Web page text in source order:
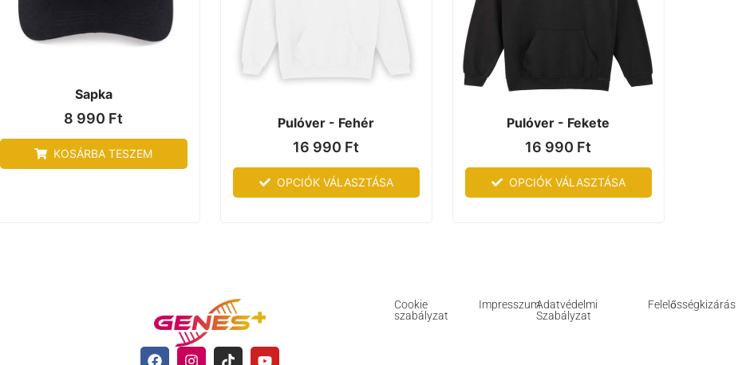
Sapka
8 990 Ft
KOSÁRBA TESZEM
Pulóver - Fehér
16 990 Ft
OPCIÓK VÁLASZTÁSA
Pulóver - Fekete
16 990 Ft
OPCIÓK VÁLASZTÁSA
Cookie
szabályzat
ImpresszumAdatvédelmi
Szabályzat
Felelősségkizárás